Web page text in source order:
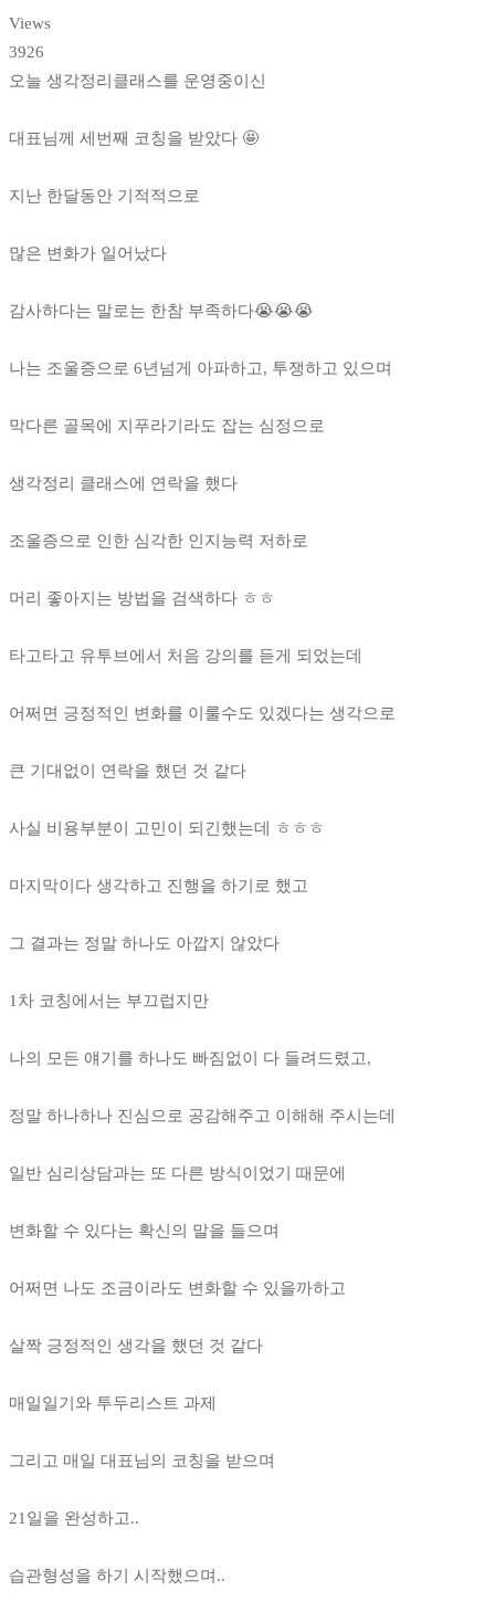
Views
3926
오늘 생각정리클래스를 운영중이신
대표님께 세번째 코칭을 받았다 🤩
지난 한달동안 기적적으로
많은 변화가 일어났다
감사하다는 말로는 한참 부족하다😭😭😭
나는 조울증으로 6년넘게 아파하고, 투쟁하고 있으며
막다른 골목에 지푸라기라도 잡는 심정으로
생각정리 클래스에 연락을 했다
조울증으로 인한 심각한 인지능력 저하로
머리 좋아지는 방법을 검색하다 ㅎㅎ
타고타고 유투브에서 처음 강의를 듣게 되었는데
어쩌면 긍정적인 변화를 이룰수도 있겠다는 생각으로
큰 기대없이 연락을 했던 것 같다
사실 비용부분이 고민이 되긴했는데 ㅎㅎㅎ
마지막이다 생각하고 진행을 하기로 했고
그 결과는 정말 하나도 아깝지 않았다
1차 코칭에서는 부끄럽지만
나의 모든 얘기를 하나도 빠짐없이 다 들려드렸고,
정말 하나하나 진심으로 공감해주고 이해해 주시는데
일반 심리상담과는 또 다른 방식이었기 때문에
변화할 수 있다는 확신의 말을 들으며
어쩌면 나도 조금이라도 변화할 수 있을까하고
살짝 긍정적인 생각을 했던 것 같다
매일일기와 투두리스트 과제
그리고 매일 대표님의 코칭을 받으며
21일을 완성하고..
습관형성을 하기 시작했으며..